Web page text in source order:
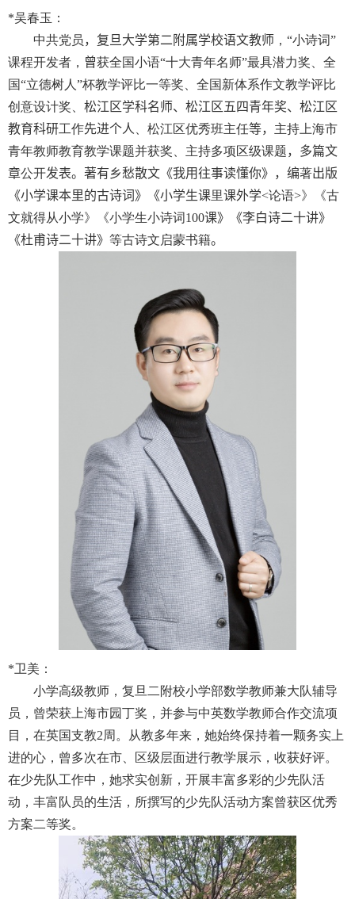
*吴春玉：
中共党员，复旦大学第二附属学校语文教师 ，“小诗词”
课程开发者， 曾获全国小语“十大青年名师”最具潜力奖、全
国“立德树人”杯教学评比一等奖、全国新体系作文教学评比
创意设计奖、 松江区学科名师、松江区五四青年奖、松江区
教育科研工作先进个人 、松江区优秀班主任等， 主持上海市
青年教师教育教学课题并获奖、主持多项区级课题，多篇文
章公开发表。著有乡愁散文《我用往事读懂你》，编著出版
《小学课本里的古诗词》《小学生课里课外学<论语>》《古
文就得从小学》《小学生小诗词100课》《李白诗二十讲》
《杜甫诗二十讲》 等古诗文启蒙书籍。
*卫美：
小学高级教师，复旦二附校小学部数学教师兼大队辅导
员，曾荣获上海市园丁奖，并参与中英数学教师合作交流项
目，在英国支教2周。从教多年来，她始终保持着一颗务实上
进的心，曾多次在市、区级层面进行教学展示，收获好评。
在少先队工作中，她求实创新，开展丰富多彩的少先队活
动，丰富队员的生活，所撰写的少先队活动方案曾获区优秀
方案二等奖。